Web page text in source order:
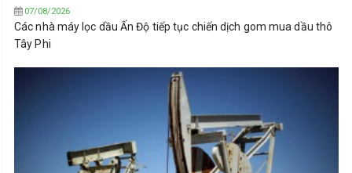
07/08/2026
Các nhà máy lọc dầu Ấn Độ tiếp tục chiến dịch gom mua dầu thô
Tây Phi